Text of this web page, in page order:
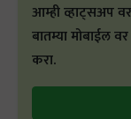
आम्ही व्हाट्सअप
बातम्या मोबाईल
करा.